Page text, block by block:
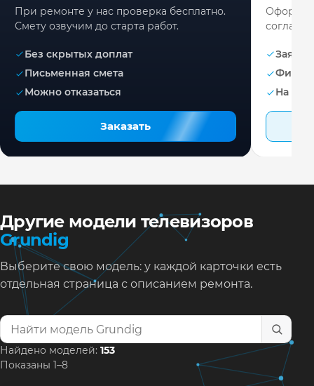
При ремонте у нас проверка бесплатно.
Смету озвучим до старта работ.
Без скрытых доплат
Письменная смета
Можно отказаться
Заказать
Заявка
На
Другие модели телевизоров
Grundig
Выберите свою модель: у каждой карточки есть
отдельная страница с описанием ремонта.
Найти модель телевизора
Найдено моделей: 153
Показаны 1–8